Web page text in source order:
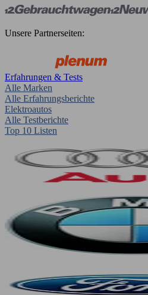
Unsere Partnerseiten:
Erfahrungen & Tests
Alle Marken
Alle Erfahrungsberichte
Elektroautos
Alle Testberichte
Top 10 Listen